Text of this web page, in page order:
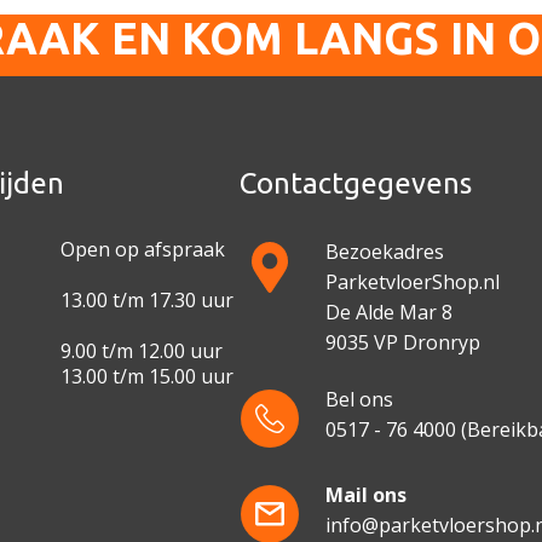
EN KOM LANGS IN
Open op afspraak
13.00 t/m 17.30 uur
9.00 t/m 12.00 uur
13.00 t/m 15.00 uur
Contactgegevens
Bezoekadres
ParketvloerShop.nl
De Alde Mar 8
9035 VP Dronryp
Bel ons
0517 - 76 4000
Mail ons